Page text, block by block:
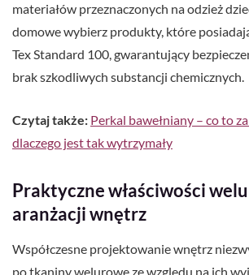
materiałów przeznaczonych na odzież
domowe wybierz produkty, które
Tex Standard 100, gwarantujący
brak szkodliwych substancji chemicznych.
Czytaj także: Perkal bawełniany – co to
dlaczego jest tak wytrzymały
Praktyczne właściwości
aranżacji wnętrz
Współczesne projektowanie wnętrz
po tkaniny welurowe ze względu na ich